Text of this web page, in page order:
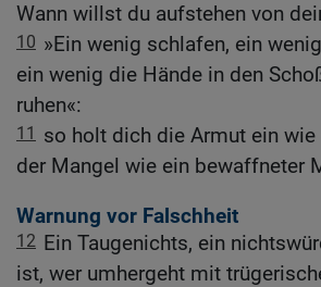
Wann willst du aufstehen von
10 »Ein wenig schlafen, ein
ein wenig die Hände in den
ruhen«:
11
so holt dich die Armut ein wie
der Mangel wie ein bewaffneter
Warnung vor Falschheit
12 Ein Taugenichts, ein
ist, wer umhergeht mit